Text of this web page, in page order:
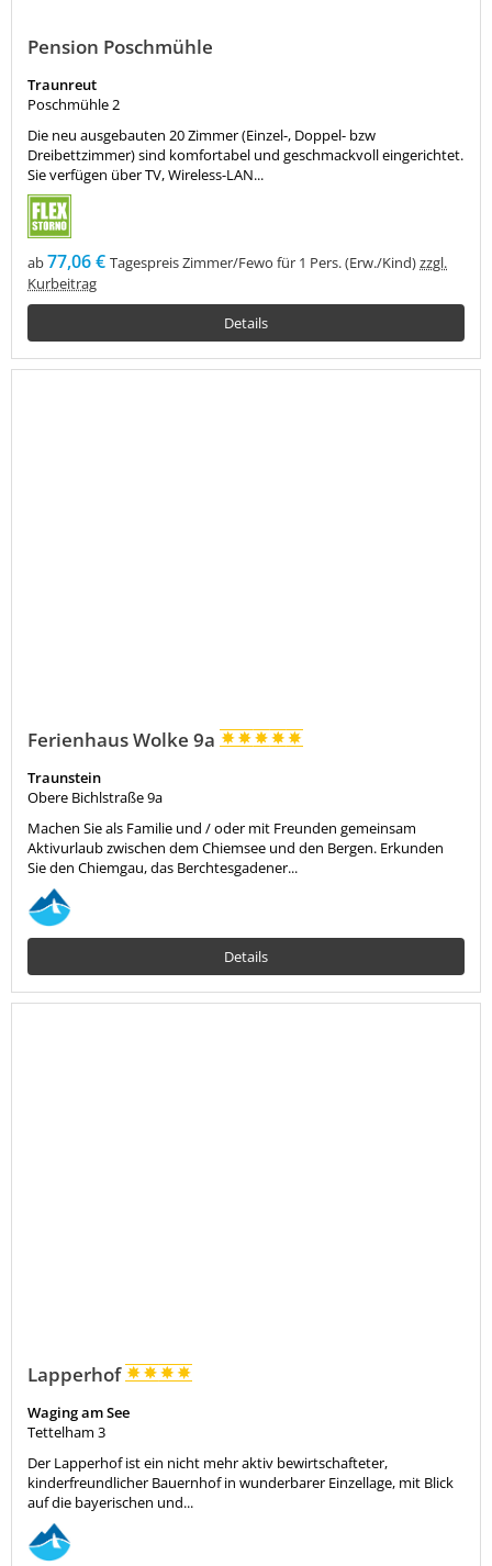
Pension Poschmühle
Traunreut
Poschmühle 2
Die neu ausgebauten 20 Zimmer (Einzel-, Doppel- bzw
Dreibettzimmer) sind komfortabel und geschmackvoll eingerichtet.
Sie verfügen über TV, Wireless-LAN...
ab77,06 € Tagespreis Zimmer/Fewo für 1 Pers. (Erw./Kind)zzgl.
Kurbeitrag
Details
Ferienhaus Wolke 9a
Traunstein
Obere Bichlstraße 9a
Machen Sie als Familie und / oder mit Freunden gemeinsam
Aktivurlaub zwischen dem Chiemsee und den Bergen. Erkunden
Sie den Chiemgau, das Berchtesgadener...
Details
Lapperhof
Waging am See
Tettelham 3
Der Lapperhof ist ein nicht mehr aktiv bewirtschafteter,
kinderfreundlicher Bauernhof in wunderbarer Einzellage, mit Blick
auf die bayerischen und...